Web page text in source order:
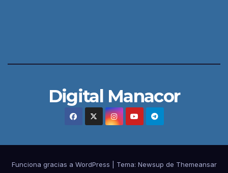
Digital Manacor
Funciona gracias a WordPress Tema: Newsup de Themeansar